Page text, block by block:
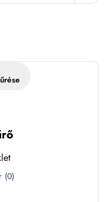
(0)